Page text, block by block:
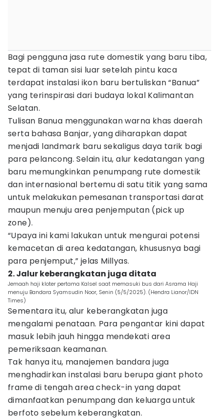
Bagi pengguna jasa rute domestik yang baru tiba,
tepat di taman sisi luar setelah pintu kaca
terdapat instalasi ikon baru bertuliskan “Banua”
yang terinspirasi dari budaya lokal Kalimantan
Selatan.
Tulisan Banua menggunakan warna khas daerah
serta bahasa Banjar, yang diharapkan dapat
menjadi landmark baru sekaligus daya tarik bagi
para pelancong. Selain itu, alur kedatangan yang
baru memungkinkan penumpang rute domestik
dan internasional bertemu di satu titik yang sama
untuk melakukan pemesanan transportasi darat
maupun menuju area penjemputan (pick up
zone).
“Upaya ini kami lakukan untuk mengurai potensi
kemacetan di area kedatangan, khususnya bagi
para penjemput,” jelas Millyas.
2. Jalur keberangkatan juga ditata
Jemaah haji kloter pertama Kalsel saat memasuki bus dari Asrama Haji
menuju Bandara Syamsudin Noor, Senin (5/5/2025). (Hendra Lianor/IDN
Times)
Sementara itu, alur keberangkatan juga
mengalami penataan. Para pengantar kini dapat
masuk lebih jauh hingga mendekati area
pemeriksaan keamanan.
Tak hanya itu, manajemen bandara juga
menghadirkan instalasi baru berupa giant photo
frame di tengah area check-in yang dapat
dimanfaatkan penumpang dan keluarga untuk
berfoto sebelum keberangkatan.